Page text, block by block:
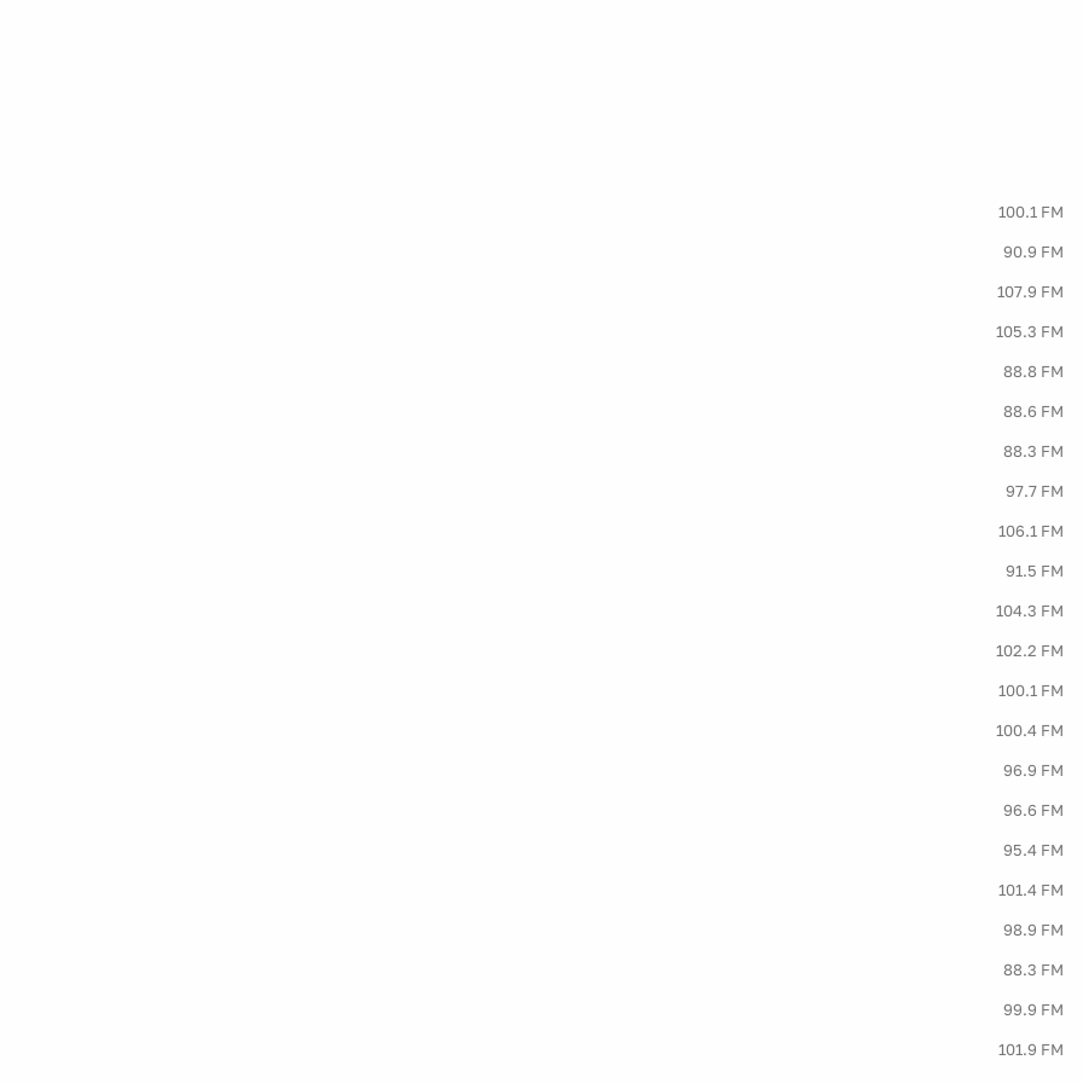
100.1 FM
90.9 FM
107.9 FM
105.3 FM
88.8 FM
88.6 FM
88.3 FM
97.7 FM
106.1 FM
91.5 FM
104.3 FM
102.2 FM
100.1 FM
100.4 FM
96.9 FM
96.6 FM
95.4 FM
101.4 FM
98.9 FM
88.3 FM
99.9 FM
101.9 FM